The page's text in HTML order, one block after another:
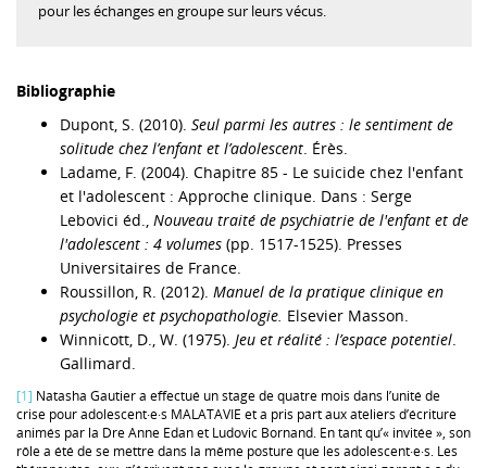
pour les échanges en groupe sur leurs vécus.
Bibliographie
Dupont, S. (2010). Seul parmi les autres : le sentiment de
solitude chez l’enfant et l’adolescent. Érès.
Ladame, F. (2004). Chapitre 85 - Le suicide chez l'enfant
et l'adolescent : Approche clinique. Dans : Serge
Lebovici éd., Nouveau traité de psychiatrie de l'enfant et de
l'adolescent : 4 volumes (pp. 1517-1525). Presses
Universitaires de France.
Roussillon, R. (2012). Manuel de la pratique clinique en
psychologie et psychopathologie. Elsevier Masson.
Winnicott, D., W. (1975). Jeu et réalité : l’espace potentiel.
Gallimard.
[1] Natasha Gautier a effectué un stage de quatre mois dans l’unité de
crise pour adolescent·e·s MALATAVIE et a pris part aux ateliers d’écriture
animés par la Dre Anne Edan et Ludovic Bornand. En tant qu’« invitée », son
rôle a été de se mettre dans la même posture que les adolescent·e·s. Les